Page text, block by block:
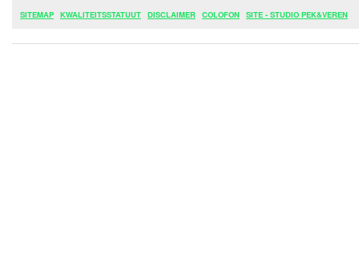
SITEMAP KWALITEITSSTATUUT DISCLAIMER COLOFON SITE - STUDIO PEK&VEREN